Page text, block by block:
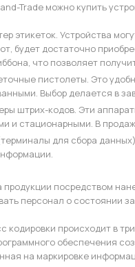
Trade можно купить
этикеток. Устройства
будет достаточно
что позволяет
пистолеты. Это
Выбор делается в
штрих-кодов. Эти
и стационарными. В
для сбора
продукции посредством
персонал о состоянии
кодировки происходит в
обеспечения
на маркировке